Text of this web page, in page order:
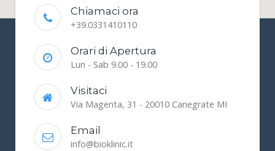
Chiamaci ora
+39.0331410110
Orari di Apertura
Lun - Sab 9.00 - 19.00
Visitaci
Via Magenta, 31 - 20010 Canegrate MI
Email
info@bioklinic.it